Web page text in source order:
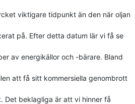
viktigare tidpunkt än den när oljan
på. Efter detta datum lär vi få se
av energikällor och -bärare. Bland
att få sitt kommersiella genombrott
Det beklagliga är att vi hinner få